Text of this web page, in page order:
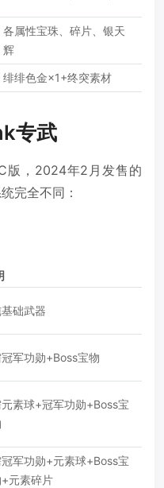
各属性宝珠、碎片、银天
辉
绯绯色金×1+终突素材
专武
版，2024年2月发售的
完全不同：
础武器
冠军功勋+Boss宝物
元素球+冠军功勋+Boss宝
冠军功勋+元素球+Boss宝
元素碎片